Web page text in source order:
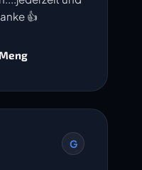
👍
G